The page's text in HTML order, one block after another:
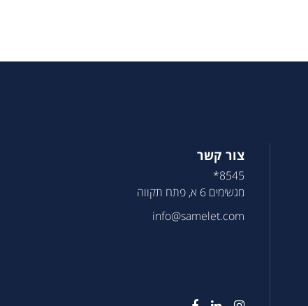
צור קשר
8545*
מגשימים 6 א, פתח תקווה
info@samelet.com